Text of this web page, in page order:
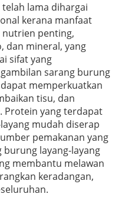
lama dihargai
kerana manfaat
nutrien penting,
dan mineral, yang
sifat yang
sarang burung
memperkuatkan
tisu, dan
Protein yang terdapat
mudah diserap
pemakanan yang
burung layang-layang
membantu melawan
keradangan,